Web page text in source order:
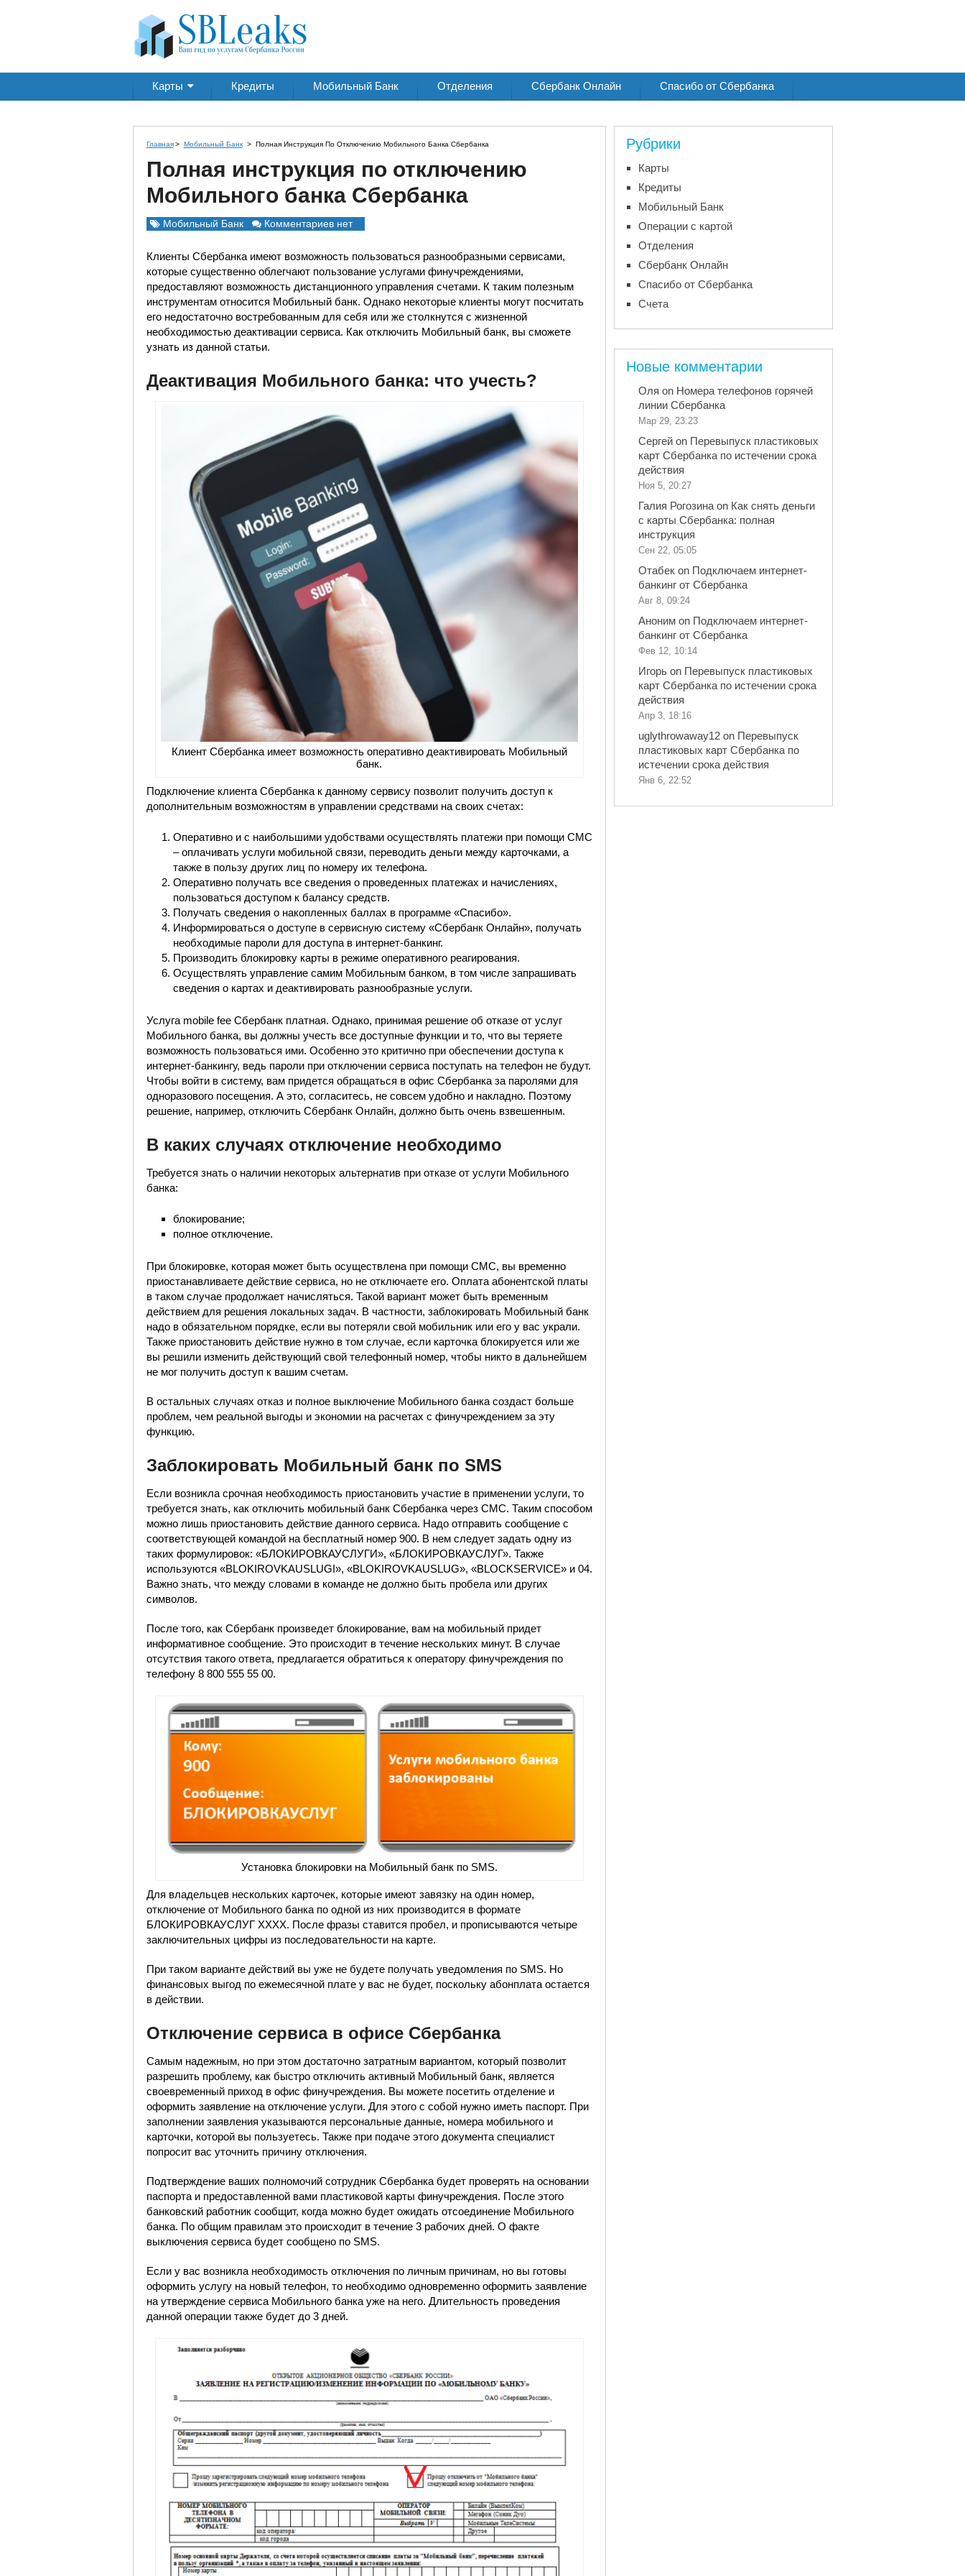
Карты Кредиты Мобильный Банк Отделения Сбербанк Онлайн Спасибо от Сбербанка
Главная > Мобильный Банк > Полная Инструкция По Отключению Мобильного Банка Сбербанка
Полная инструкция по отключению
Мобильного банка Сбербанка
Мобильный Банк Комментариев нет
Клиенты Сбербанка имеют возможность пользоваться разнообразными сервисами,
которые существенно облегчают пользование услугами финучреждениями,
предоставляют возможность дистанционного управления счетами. К таким полезным
инструментам относится Мобильный банк. Однако некоторые клиенты могут посчитать
его недостаточно востребованным для себя или же столкнутся с жизненной
необходимостью деактивации сервиса. Как отключить Мобильный банк, вы сможете
узнать из данной статьи.
Деактивация Мобильного банка: что учесть?
Клиент Сбербанка имеет возможность оперативно деактивировать Мобильный
банк.
Подключение клиента Сбербанка к данному сервису позволит получить доступ к
дополнительным возможностям в управлении средствами на своих счетах:
Оперативно и с наибольшими удобствами осуществлять платежи при помощи СМС
– оплачивать услуги мобильной связи, переводить деньги между карточками, а
также в пользу других лиц по номеру их телефона.
Оперативно получать все сведения о проведенных платежах и начислениях,
пользоваться доступом к балансу средств.
Получать сведения о накопленных баллах в программе «Спасибо».
Информироваться о доступе в сервисную систему «Сбербанк Онлайн», получать
необходимые пароли для доступа в интернет-банкинг.
Производить блокировку карты в режиме оперативного реагирования.
Осуществлять управление самим Мобильным банком, в том числе запрашивать
сведения о картах и деактивировать разнообразные услуги.
Услуга mobile fee Сбербанк платная. Однако, принимая решение об отказе от услуг
Мобильного банка, вы должны учесть все доступные функции и то, что вы теряете
возможность пользоваться ими. Особенно это критично при обеспечении доступа к
интернет-банкингу, ведь пароли при отключении сервиса поступать на телефон не будут.
Чтобы войти в систему, вам придется обращаться в офис Сбербанка за паролями для
одноразового посещения. А это, согласитесь, не совсем удобно и накладно. Поэтому
решение, например, отключить Сбербанк Онлайн, должно быть очень взвешенным.
В каких случаях отключение необходимо
Требуется знать о наличии некоторых альтернатив при отказе от услуги Мобильного
банка:
блокирование;
полное отключение.
При блокировке, которая может быть осуществлена при помощи СМС, вы временно
приостанавливаете действие сервиса, но не отключаете его. Оплата абонентской платы
в таком случае продолжает начисляться. Такой вариант может быть временным
действием для решения локальных задач. В частности, заблокировать Мобильный банк
надо в обязательном порядке, если вы потеряли свой мобильник или его у вас украли.
Также приостановить действие нужно в том случае, если карточка блокируется или же
вы решили изменить действующий свой телефонный номер, чтобы никто в дальнейшем
не мог получить доступ к вашим счетам.
В остальных случаях отказ и полное выключение Мобильного банка создаст больше
проблем, чем реальной выгоды и экономии на расчетах с финучреждением за эту
функцию.
Заблокировать Мобильный банк по SMS
Если возникла срочная необходимость приостановить участие в применении услуги, то
требуется знать, как отключить мобильный банк Сбербанка через СМС. Таким способом
можно лишь приостановить действие данного сервиса. Надо отправить сообщение с
соответствующей командой на бесплатный номер 900. В нем следует задать одну из
таких формулировок: «БЛОКИРОВКАУСЛУГИ», «БЛОКИРОВКАУСЛУГ». Также
используются «BLOKIROVKAUSLUGI», «BLOKIROVKAUSLUG», «BLOCKSERVICE» и 04.
Важно знать, что между словами в команде не должно быть пробела или других
символов.
После того, как Сбербанк произведет блокирование, вам на мобильный придет
информативное сообщение. Это происходит в течение нескольких минут. В случае
отсутствия такого ответа, предлагается обратиться к оператору финучреждения по
телефону 8 800 555 55 00.
Установка блокировки на Мобильный банк по SMS.
Для владельцев нескольких карточек, которые имеют завязку на один номер,
отключение от Мобильного банка по одной из них производится в формате
БЛОКИРОВКАУСЛУГ ХХХХ. После фразы ставится пробел, и прописываются четыре
заключительных цифры из последовательности на карте.
При таком варианте действий вы уже не будете получать уведомления по SMS. Но
финансовых выгод по ежемесячной плате у вас не будет, поскольку абонплата остается
в действии.
Отключение сервиса в офисе Сбербанка
Самым надежным, но при этом достаточно затратным вариантом, который позволит
разрешить проблему, как быстро отключить активный Мобильный банк, является
своевременный приход в офис финучреждения. Вы можете посетить отделение и
оформить заявление на отключение услуги. Для этого с собой нужно иметь паспорт. При
заполнении заявления указываются персональные данные, номера мобильного и
карточки, которой вы пользуетесь. Также при подаче этого документа специалист
попросит вас уточнить причину отключения.
Подтверждение ваших полномочий сотрудник Сбербанка будет проверять на основании
паспорта и предоставленной вами пластиковой карты финучреждения. После этого
банковский работник сообщит, когда можно будет ожидать отсоединение Мобильного
банка. По общим правилам это происходит в течение 3 рабочих дней. О факте
выключения сервиса будет сообщено по SMS.
Если у вас возникла необходимость отключения по личным причинам, но вы готовы
оформить услугу на новый телефон, то необходимо одновременно оформить заявление
на утверждение сервиса Мобильного банка уже на него. Длительность проведения
данной операции также будет до 3 дней.
Рубрики
Карты
Кредиты
Мобильный Банк
Операции с картой
Отделения
Сбербанк Онлайн
Спасибо от Сбербанка
Счета
Новые комментарии
Оля on Номера телефонов горячей
линии Сбербанка
Мар 29, 23:23
Сергей on Перевыпуск пластиковых
карт Сбербанка по истечении срока
действия
Ноя 5, 20:27
Галия Рогозина on Как снять деньги
с карты Сбербанка: полная
инструкция
Сен 22, 05:05
Отабек on Подключаем интернет-
банкинг от Сбербанка
Авг 8, 09:24
Аноним on Подключаем интернет-
банкинг от Сбербанка
Фев 12, 10:14
Игорь on Перевыпуск пластиковых
карт Сбербанка по истечении срока
действия
Апр 3, 18:16
uglythrowaway12 on Перевыпуск
пластиковых карт Сбербанка по
истечении срока действия
Янв 6, 22:52